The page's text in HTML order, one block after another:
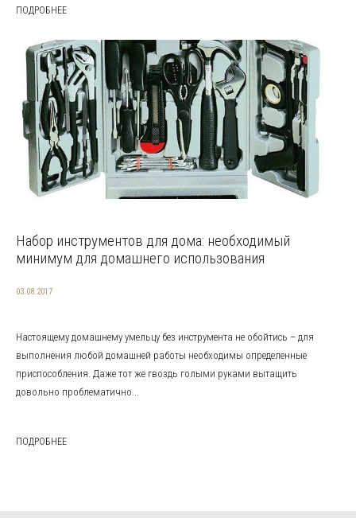
ПОДРОБНЕЕ
Набор инструментов для дома: необходимый
минимум для домашнего использования
03.08.2017
Настоящему домашнему умельцу без инструмента не обойтись – для
выполнения любой домашней работы необходимы определенные
приспособления. Даже тот же гвоздь голыми руками вытащить
довольно проблематично...
ПОДРОБНЕЕ